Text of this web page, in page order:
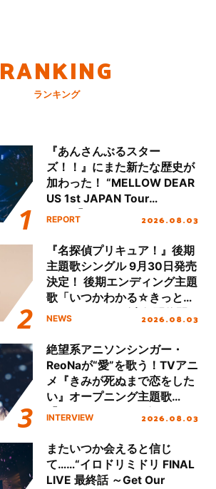
RANKING
ランキング
『あんさんぶるスター
ズ！！』にまた新たな歴史が
加わった！ “MELLOW DEAR
US 1st JAPAN Tour
Final「NICE to meet YOU
ート!!
REPORT 2026.08.03
『名探偵プリキュア！』後期
主題歌シングル 9月30日発売
決定！ 後期エンディング主題
歌「いつかわかる☆きっとあ
える」TVサイズ先行配信開
NEWS 2026.08.03
絶望系アニソンシンガー・
ReoNaが“愛”を歌う！TVアニ
メ『きみが死ぬまで恋をした
い』オープニング主題歌
「Amore」インタビュー
INTERVIEW 2026.08.03
またいつか会えると信じ
て……“イロドリミドリ FINAL
LIVE 最終話 ～Get Our